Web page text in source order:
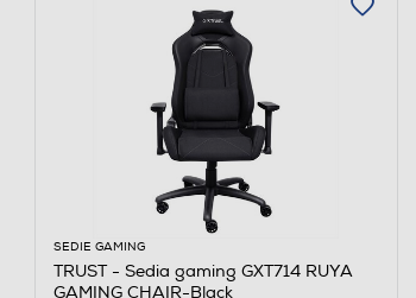
SEDIE GAMING
TRUST - Sedia gaming GXT714 RUYA
GAMING CHAIR-Black